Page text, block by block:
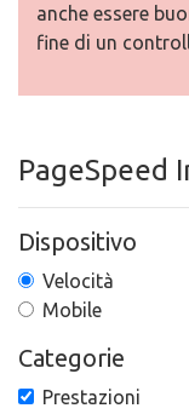
anche essere
fine di un
PageSpeed
Dispositivo
Velocità
Mobile
Categorie
Prestazioni